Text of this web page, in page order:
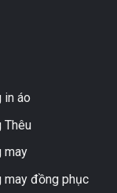
in áo
Thêu
may
may đồng phục